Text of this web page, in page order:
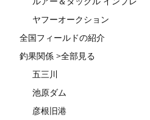
ヤフーオークション
全国フィールドの紹介
釣果関係 >全部見る
五三川
池原ダム
彦根旧港